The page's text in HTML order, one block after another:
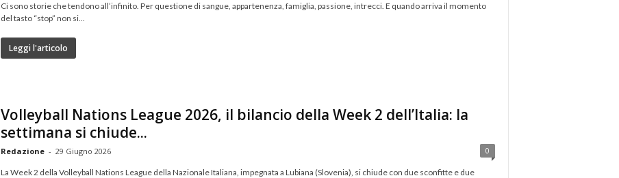
Ci sono storie che tendono all’infinito. Per questione di sangue, appartenenza, famiglia, passione, intrecci. E quando arriva il momento
del tasto “stop” non si...
Leggi l'articolo
Volleyball Nations League 2026, il bilancio della Week 2 dell’Italia: la
settimana si chiude...
Redazione - 29 Giugno 2026 0
La Week 2 della Volleyball Nations League della Nazionale Italiana, impegnata a Lubiana (Slovenia), si chiude con due sconfitte e due